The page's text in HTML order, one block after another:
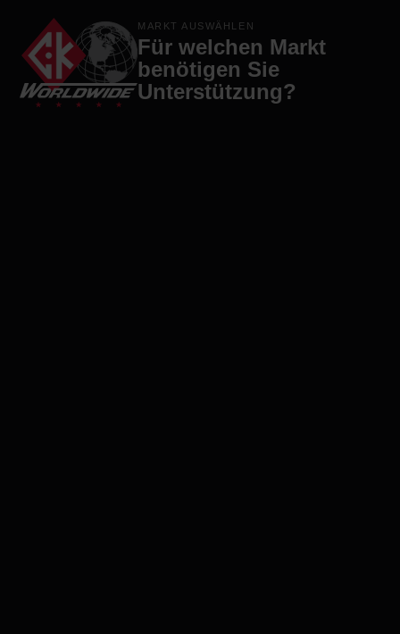
Produkte Marken Firma Kontakt
MARKT AUSWÄHLEN
Für welchen Markt
benötigen Sie
Unterstützung?